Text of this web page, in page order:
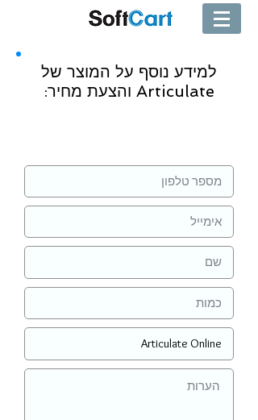
למידע נוסף על המוצר של
Articulate והצעת מחיר: